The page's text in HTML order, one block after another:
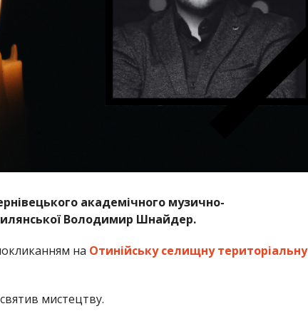
академічного музично-
Володимир Шнайдер.
на Отинійську селищну територіальну
мистецтву.